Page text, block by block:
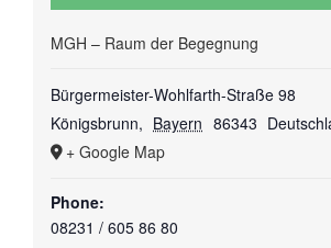
MGH – Raum der Begegnung
Bürgermeister-Wohlfarth-Straße 98
Königsbrunn, Bayern 86343
+ Google Map
Phone:
08231 / 605 86 80